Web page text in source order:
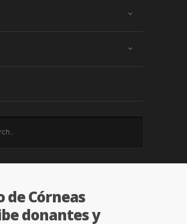
de Córneas
donantes y